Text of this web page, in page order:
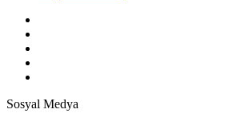
Sosyal Medya